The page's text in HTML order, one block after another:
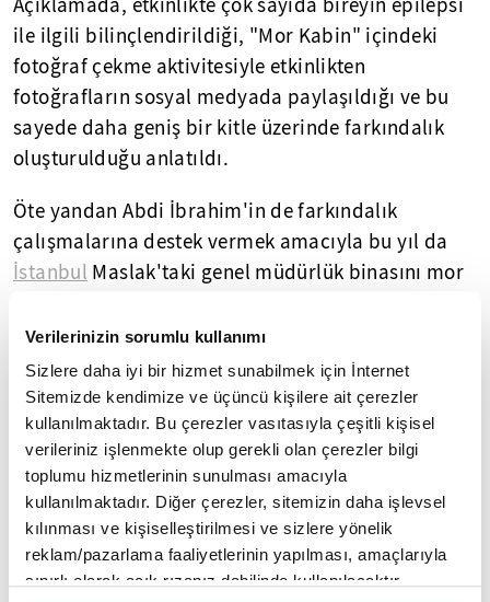
Verilerinizin sorumlu kullanımı
Sizlere daha iyi bir hizmet sunabilmek için İnternet
Sitemizde kendimize ve üçüncü kişilere ait çerezler
kullanılmaktadır. Bu çerezler vasıtasıyla çeşitli kişisel
verileriniz işlenmekte olup gerekli olan çerezler bilgi
toplumu hizmetlerinin sunulması amacıyla
kullanılmaktadır. Diğer çerezler, sitemizin daha işlevsel
kılınması ve kişiselleştirilmesi ve sizlere yönelik
reklam/pazarlama faaliyetlerinin yapılması, amaçlarıyla
sınırlı olarak açık rızanız dahilinde kullanılacaktır.
Açıklamada, etkinlikte çok sayıda bireyin epilepsi
ile ilgili bilinçlendirildiği, "Mor Kabin" içindeki
fotoğraf çekme aktivitesiyle etkinlikten
fotoğrafların sosyal medyada paylaşıldığı ve bu
sayede daha geniş bir kitle üzerinde farkındalık
oluşturulduğu anlatıldı.
Öte yandan Abdi İbrahim'in de farkındalık
çalışmalarına destek vermek amacıyla bu yıl da
İstanbul Maslak'taki genel müdürlük binasını mor
- Türkiye'de yaklaşık 1 milyon epilepsili var
Açıklamada, toplumda "sara hastalığı" olarak da
bilinen ve beyindeki kontrolsüz elektriksel
yayılımlar sonucunda nöbetlerin oluştuğu
epilepsinin hemen her yaşta görülebildiği
vurgulandı.
Epilepsi nöbetlerine ilişkin bilgi verilen